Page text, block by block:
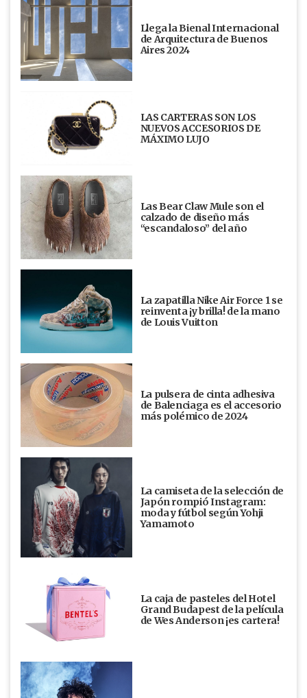
Llega la Bienal Internacional
de Arquitectura de Buenos
Aires 2024
LAS CARTERAS SON LOS
NUEVOS ACCESORIOS DE
MÁXIMO LUJO
Las Bear Claw Mule son el
calzado de diseño más
“escandaloso” del año
La zapatilla Nike Air Force 1 se
reinventa ¡y brilla! de la mano
de Louis Vuitton
La pulsera de cinta adhesiva
de Balenciaga es el accesorio
más polémico de 2024
La camiseta de la selección de
Japón rompió Instagram:
moda y fútbol según Yohji
Yamamoto
La caja de pasteles del Hotel
Grand Budapest de la película
de Wes Anderson ¡es cartera!